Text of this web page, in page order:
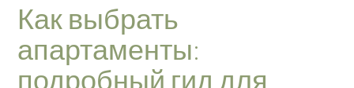
Как выбрать
апартаменты:
подробный гид для